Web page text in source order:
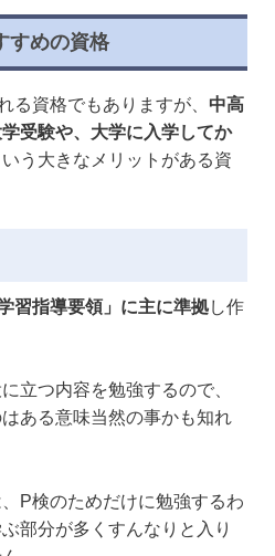
皆さまに役立つ情報を紹介しております。ITパス
式の違いは？費用や難易度の違いは？など、気に
取得におすすめなのはどっち！！？ITパスポー
！それでは見ていきましょう。稼げる・儲かる資
ート試験とは、ITを利活用するすべての人が知...
すめの資格
る資格でもありますが、 中高
受験や、大学に入学してか
う大きなメリットがある資
学習指導要領」に主に準拠し作
立つ内容を勉強するので、
ある意味当然の事かも知れ
P検のためだけに勉強するわ
部分が多くすんなりと入り